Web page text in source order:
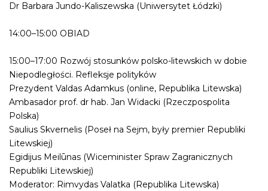
Dr Barbara Jundo-Kaliszewska (Uniwersytet Łódzki)
14:00–15:00 OBIAD
15:00–17:00 Rozwój stosunków polsko-litewskich w dobie
Niepodległości. Refleksje polityków
Prezydent Valdas Adamkus (online, Republika Litewska)
Ambasador prof. dr hab. Jan Widacki (Rzeczpospolita
Polska)
Saulius Skvernelis (Poseł na Sejm, były premier Republiki
Litewskiej)
Egidijus Meilūnas (Wiceminister Spraw Zagranicznych
Republiki Litewskiej)
Moderator: Rimvydas Valatka (Republika Litewska)